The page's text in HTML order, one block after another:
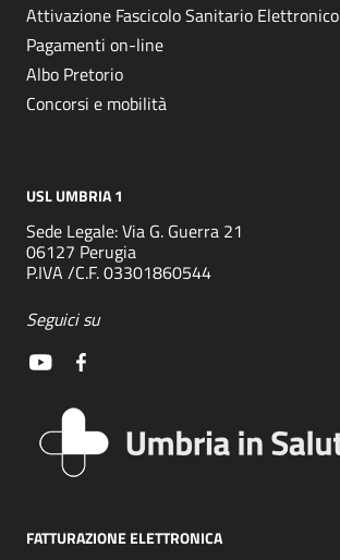
Attivazione Fascicolo Sanitario Elettronico
Pagamenti on-line
Albo Pretorio
Concorsi e mobilità
USL UMBRIA 1
Sede Legale: Via G. Guerra 21
06127 Perugia
P.IVA /C.F. 03301860544
Seguici su
FATTURAZIONE ELETTRONICA